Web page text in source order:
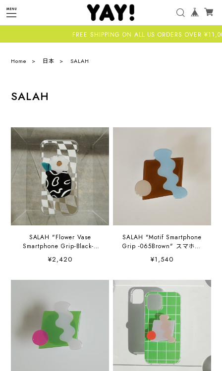
FREE SHIPPING ON ALL US ORDERS OVER ¥11,000-
Home 日本 SALAH
SALAH
SALAH "Flower Vase
Smartphone Grip-Black-"
¥2,420
SALAH "Motif Smartphone
Grip -065Brown" スマホグ
¥1,540